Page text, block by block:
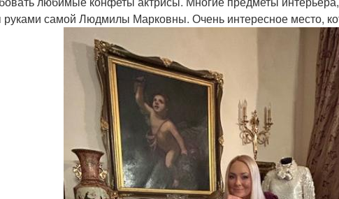
самой Людмилы Марковны. Очень интересное место,